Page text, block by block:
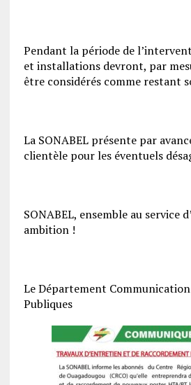
Pendant la période de
et installations devront, par
être considérés comme restant
La SONABEL présente par
clientèle pour les éventuels
SONABEL, ensemble au service
ambition !
Le Département
Publiques